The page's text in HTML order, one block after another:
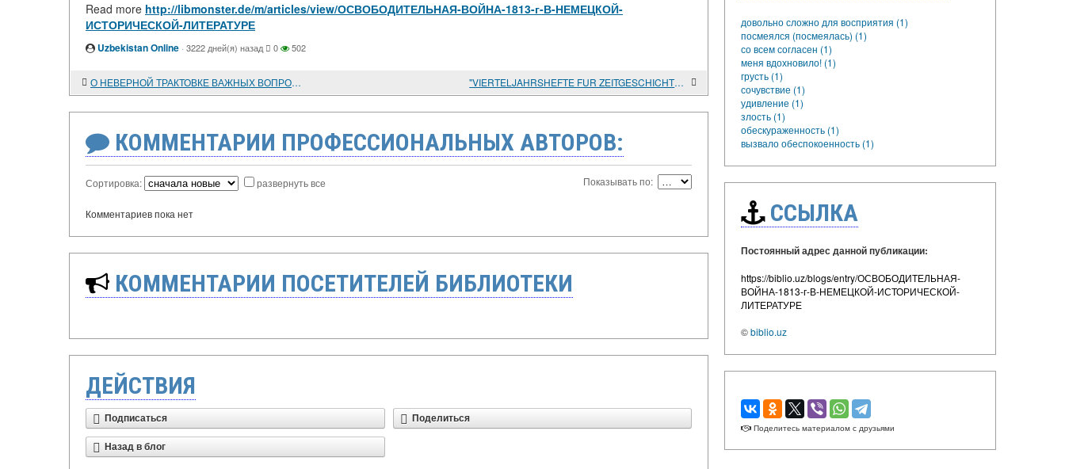
Read more http://libmonster.de/m/articles/view/ОСВОБОДИТЕЛЬНАЯ-ВОЙНА-1813-г-В-НЕМЕЦКОЙ-
ИСТОРИЧЕСКОЙ-ЛИТЕРАТУРЕ
Uzbekistan Online · 3222 дней(я) назад 0 502
О НЕВЕРНОЙ ТРАКТОВКЕ ВАЖНЫХ ВОПРОСОВ ИСТОРИИ ГЕРМАНИИ XV-XVI ВЕКОВ "VIERTELJAHRSHEFTE FUR ZEITGESCHICHTE". STUTTGART
КОММЕНТАРИИ ПРОФЕССИОНАЛЬНЫХ АВТОРОВ:
Сортировка: развернуть все Показывать по:
Комментариев пока нет
КОММЕНТАРИИ ПОСЕТИТЕЛЕЙ БИБЛИОТЕКИ
ДЕЙСТВИЯ
Подписаться Поделиться
Назад в блог
довольно сложно для восприятия (1)
посмеялся (посмеялась) (1)
со всем согласен (1)
меня вдохновило! (1)
грусть (1)
сочувствие (1)
удивление (1)
злость (1)
обескураженность (1)
вызвало обеспокоенность (1)
ССЫЛКА
Постоянный адрес данной публикации:
https://biblio.uz/blogs/entry/ОСВОБОДИТЕЛЬНАЯ-
ВОЙНА-1813-г-В-НЕМЕЦКОЙ-ИСТОРИЧЕСКОЙ-
ЛИТЕРАТУРЕ
©biblio.uz
Поделитесь материалом с друзьями